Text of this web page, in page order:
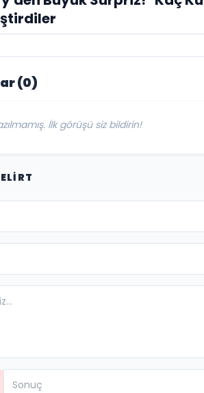
(0)
İlk görüşü siz bildirin!